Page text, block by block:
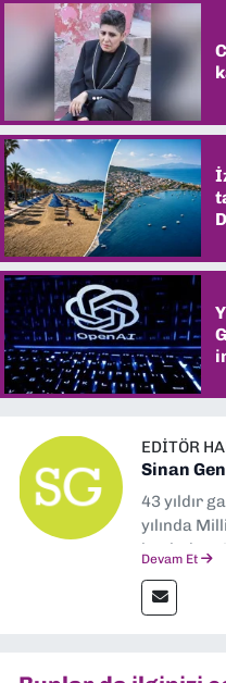
EDITÖR
Sinan
43 yıldır
yılında
başladım.
muhabir,
müdürü
Devam Et